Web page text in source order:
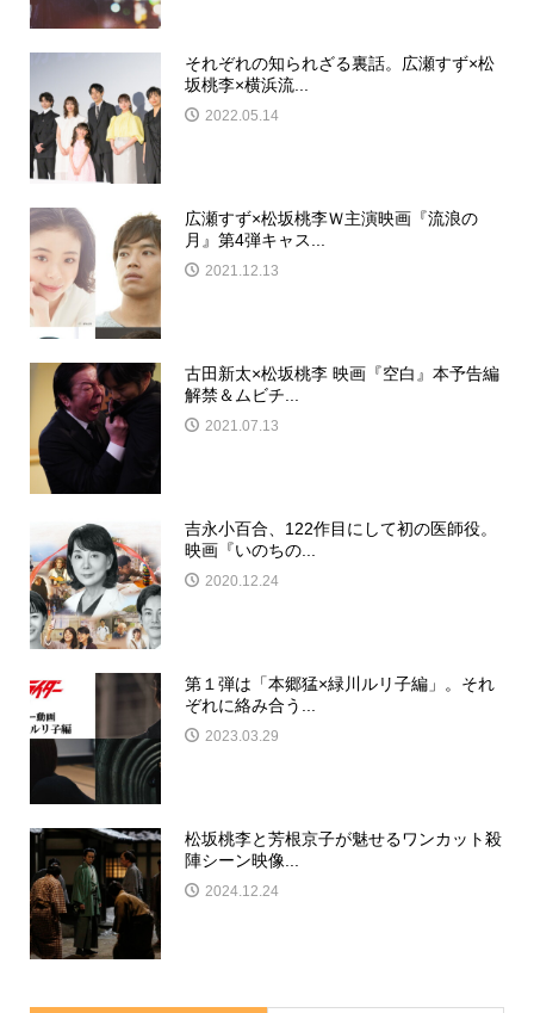
それぞれの知られざる裏話。広瀬すず×松
坂桃李×横浜流...
2022.05.14
広瀬すず×松坂桃李Ｗ主演映画『流浪の
月』第4弾キャス...
2021.12.13
古田新太×松坂桃李 映画『空白』本予告編
解禁＆ムビチ...
2021.07.13
吉永小百合、122作目にして初の医師役。
映画『いのちの...
2020.12.24
第１弾は「本郷猛×緑川ルリ子編」。それ
ぞれに絡み合う...
2023.03.29
松坂桃李と芳根京子が魅せるワンカット殺
陣シーン映像...
2024.12.24